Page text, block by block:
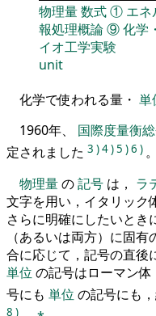
物理量数式① エネ
報処理概論⑨化学
イオ工学実験
unit
化学で使われる量・ 単
1960年、 国際度量衡
定されました 3 )4)5 )6 ) 。
物理量の記号 は， ラ
文字を用い，イタリック
さらに明確にしたいとき
（あるいは両方）に固
合に応じて，記号の直後
単位 の記号はローマン
号にも 単位 の記号にも
8 )